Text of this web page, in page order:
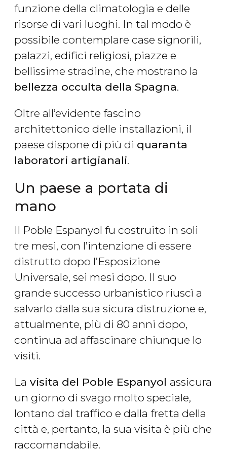
funzione della climatologia e delle
risorse di vari luoghi. In tal modo è
possibile contemplare case signorili,
palazzi, edifici religiosi, piazze e
bellissime stradine, che mostrano la
bellezza occulta della Spagna.
Oltre all’evidente fascino
architettonico delle installazioni, il
paese dispone di più di quaranta
laboratori artigianali.
Un paese a portata di
mano
Il Poble Espanyol fu costruito in soli
tre mesi, con l’intenzione di essere
distrutto dopo l’Esposizione
Universale, sei mesi dopo. Il suo
grande successo urbanistico riuscì a
salvarlo dalla sua sicura distruzione e,
attualmente, più di 80 anni dopo,
continua ad affascinare chiunque lo
visiti.
La visita del Poble Espanyol assicura
un giorno di svago molto speciale,
lontano dal traffico e dalla fretta della
città e, pertanto, la sua visita è più che
raccomandabile.